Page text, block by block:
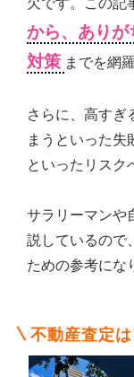
全
国
対
投
マ
ン
ン・
不
動
ア
デ
から、あり
対策 までを網
さらに、高すぎ
まうといった失
といったリスク
サラリーマンや
説しているので
ための参考にな
不動産査定